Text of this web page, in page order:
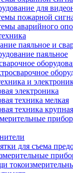
для
пожарной
аварийного
паяльное и
паяльное
и
электроника
техника мелкая
техника крупная
для съема